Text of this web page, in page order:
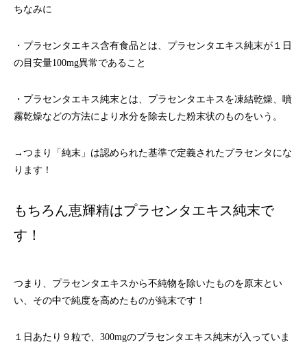
ちなみに
・プラセンタエキス含有食品とは、プラセンタエキス純末が１日
の目安量100mg異常であること
・プラセンタエキス純末とは、プラセンタエキスを凍結乾燥、噴
霧乾燥などの方法により水分を除去した粉末状のものをいう。
→つまり「純末」は認められた基準で定義されたプラセンタにな
ります！
もちろん恵輝精はプラセンタエキス純末で
す！
つまり、プラセンタエキスから不純物を除いたものを原末とい
い、その中で純度を高めたものが純末です！
１日あたり９粒で、300mgのプラセンタエキス純末が入っていま